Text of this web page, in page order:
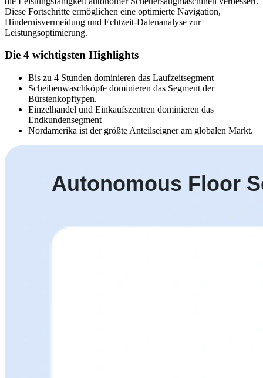
Diese Fortschritte ermöglichen eine optimierte Navigation,
Hindernisvermeidung und Echtzeit-Datenanalyse zur
Leistungsoptimierung.
Die 4 wichtigsten Highlights
Bis zu 4 Stunden dominieren das Laufzeitsegment
Scheibenwaschköpfe dominieren das Segment der
Bürstenkopftypen.
Einzelhandel und Einkaufszentren dominieren das
Endkundensegment
Nordamerika ist der größte Anteilseigner am globalen Markt.